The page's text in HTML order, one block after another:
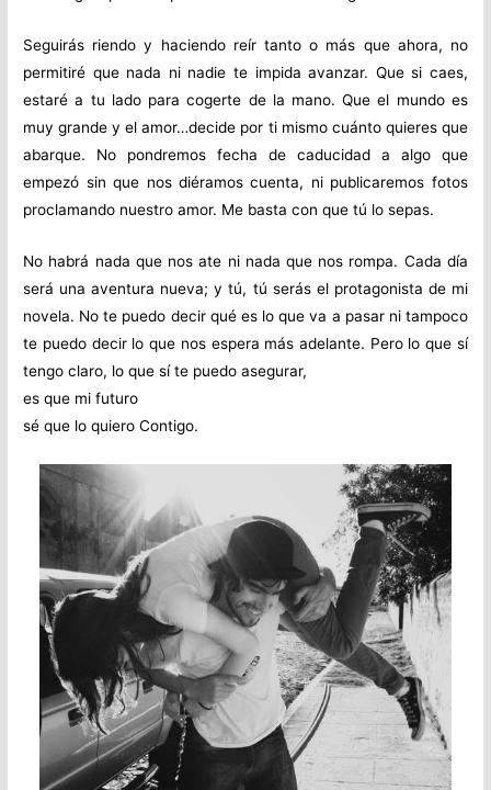
Seguirás riendo y haciendo reír tanto o más que ahora, no
permitiré que nada ni nadie te impida avanzar. Que si caes,
estaré a tu lado para cogerte de la mano. Que el mundo es
muy grande y el amor…decide por ti mismo cuánto quieres que
abarque. No pondremos fecha de caducidad a algo que
empezó sin que nos diéramos cuenta, ni publicaremos fotos
proclamando nuestro amor. Me basta con que tú lo sepas.
No habrá nada que nos ate ni nada que nos rompa. Cada día
será una aventura nueva; y tú, tú serás el protagonista de mi
novela. No te puedo decir qué es lo que va a pasar ni tampoco
te puedo decir lo que nos espera más adelante. Pero lo que sí
tengo claro, lo que sí te puedo asegurar,
es que mi futuro
sé que lo quiero Contigo.